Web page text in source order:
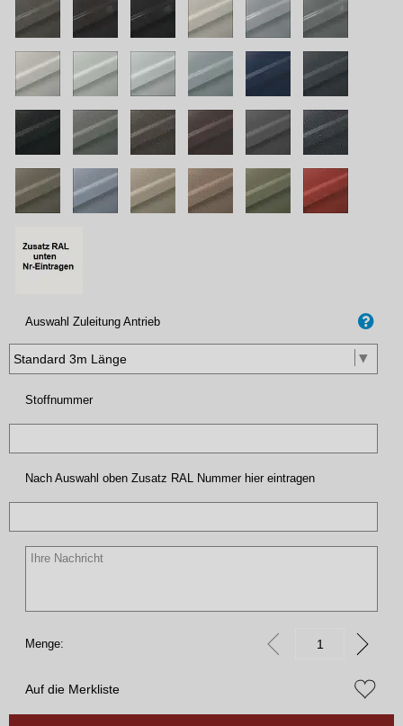
Auswahl Zuleitung Antrieb
Stoffnummer
Nach Auswahl oben Zusatz RAL Nummer hier eintragen
Menge:
Auf die Merkliste